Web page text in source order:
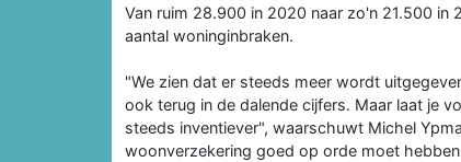
Van ruim 28.900 in 2020 naar zo'n 21.500 in
aantal woninginbraken.
"We zien dat er steeds meer wordt
ook terug in de dalende cijfers. Maar laat je
steeds inventiever", waarschuwt Michel
woonverzekering goed op orde moet